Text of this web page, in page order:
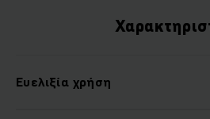
Ευελιξία χρήση